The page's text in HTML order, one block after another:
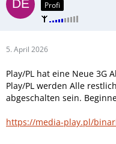
Profi
5. April 2026
Play/PL hat eine Neue 3G
Play/PL werden Alle
abgeschalten sein.
https://media-play.pl/